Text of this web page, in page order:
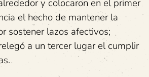
y colocaron en el primer
el hecho de mantener la
sostener lazos afectivos;
a un tercer lugar el cumplir